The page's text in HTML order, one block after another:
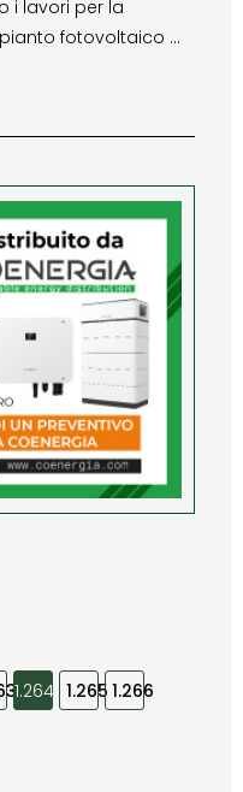
i lavori per la
fotovoltaico …
1.264 1.265 1.266